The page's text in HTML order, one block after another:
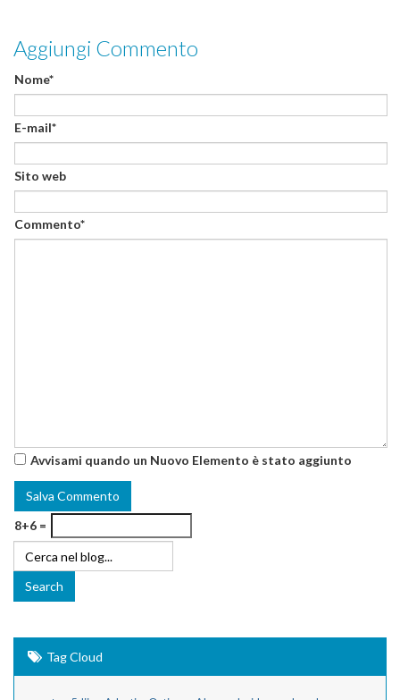
Aggiungi Commento
Nome*
E-mail*
Sito web
Commento*
Avvisami quando un Nuovo Elemento è stato aggiunto
8+6 =
Tag Cloud